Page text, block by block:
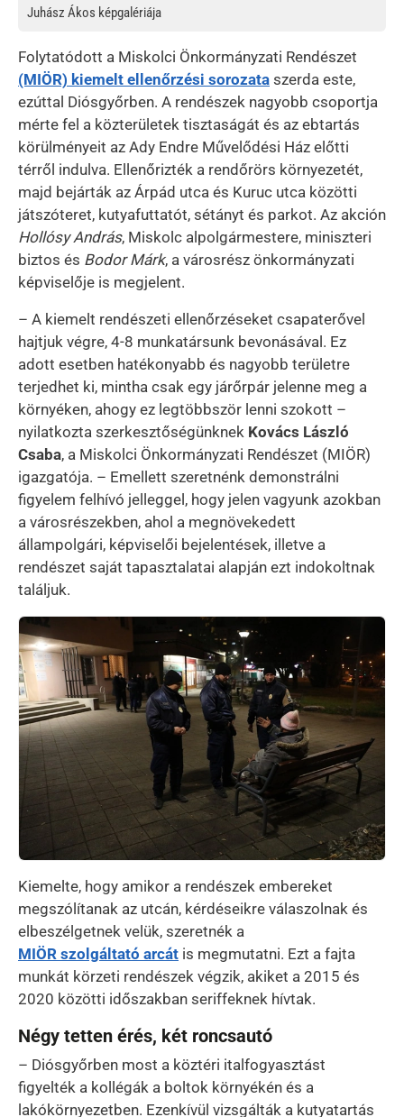
Juhász Ákos képgalériája
Folytatódott a Miskolci Önkormányzati Rendészet
(MIÖR) kiemelt ellenőrzési sorozata szerda este,
ezúttal Diósgyőrben. A rendészek nagyobb csoportja
mérte fel a közterületek tisztaságát és az ebtartás
körülményeit az Ady Endre Művelődési Ház előtti
térről indulva. Ellenőrizték a rendőrörs környezetét,
majd bejárták az Árpád utca és Kuruc utca közötti
játszóteret, kutyafuttatót, sétányt és parkot. Az akción
Hollósy András, Miskolc alpolgármestere, miniszteri
biztos és Bodor Márk, a városrész önkormányzati
képviselője is megjelent.
– A kiemelt rendészeti ellenőrzéseket csapaterővel
hajtjuk végre, 4-8 munkatársunk bevonásával. Ez
adott esetben hatékonyabb és nagyobb területre
terjedhet ki, mintha csak egy járőrpár jelenne meg a
környéken, ahogy ez legtöbbször lenni szokott –
nyilatkozta szerkesztőségünknek Kovács László
Csaba, a Miskolci Önkormányzati Rendészet (MIÖR)
igazgatója. – Emellett szeretnénk demonstrálni
figyelem felhívó jelleggel, hogy jelen vagyunk azokban
a városrészekben, ahol a megnövekedett
állampolgári, képviselői bejelentések, illetve a
rendészet saját tapasztalatai alapján ezt indokoltnak
találjuk.
Kép
Kiemelte, hogy amikor a rendészek embereket
megszólítanak az utcán, kérdéseikre válaszolnak és
elbeszélgetnek velük, szeretnék a
MIÖR szolgáltató arcát is megmutatni. Ezt a fajta
munkát körzeti rendészek végzik, akiket a 2015 és
2020 közötti időszakban seriffeknek hívtak.
Négy tetten érés, két roncsautó
– Diósgyőrben most a köztéri italfogyasztást
figyelték a kollégák a boltok környékén és a
lakókörnyezetben. Ezenkívül vizsgálták a kutyatartás